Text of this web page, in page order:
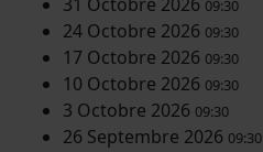
09:30
24 Octobre 2026 09:30
17 Octobre 2026 09:30
10 Octobre 2026 09:30
3 Octobre 2026 09:30
26 Septembre 2026 09:30